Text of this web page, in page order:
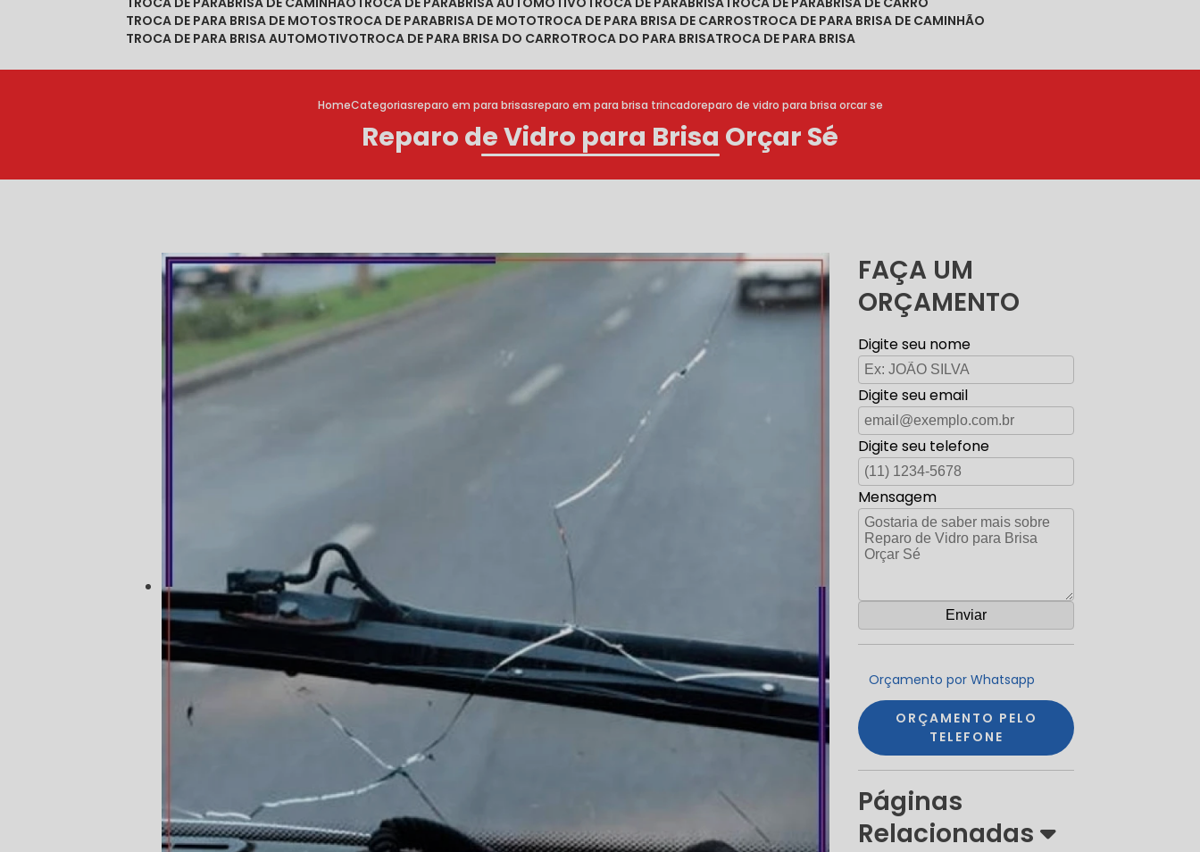
TROCA DE PARA BRISA DE MOTOS TROCA DE PARABRISA DE MOTO TROCA DE PARA BRISA DE CARROS TROCA DE PARA BRISA DE CAMINHÃO
TROCA DE PARA BRISA AUTOMOTIVO TROCA DE PARA BRISA DO CARRO TROCA DO PARA BRISA TROCA DE PARA BRISA
HomeCategoriasreparo em para brisasreparo em para brisa trincadoreparo de vidro para brisa orcar se
Reparo de Vidro para Brisa Orçar Sé
FAÇA UM
ORÇAMENTO
Digite seu nome
Digite seu email
Digite seu telefone
Mensagem
Orçamento por Whatsapp
ORÇAMENTO PELO
TELEFONE
Páginas
Relacionadas